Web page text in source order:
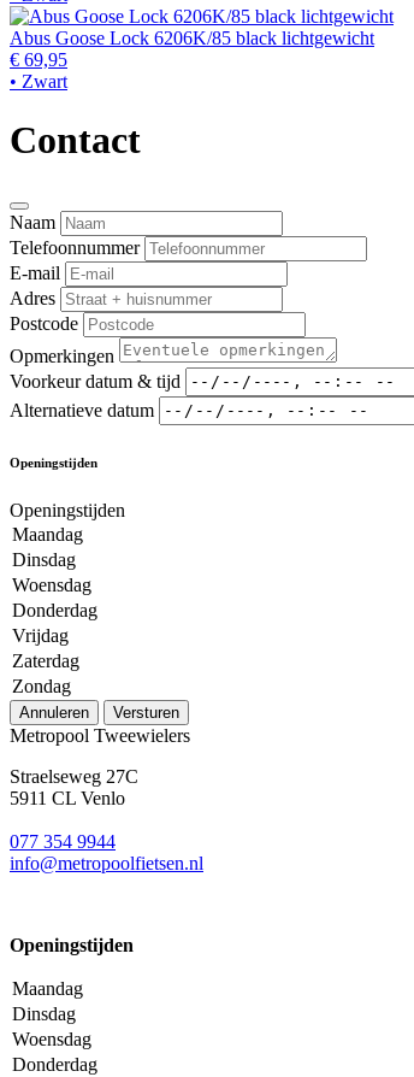
Abus Goose Lock 6206K/85 black lichtgewicht
€ 69,95
• Zwart
Contact
Naam
Telefoonnummer
E-mail
Adres
Postcode
Opmerkingen
Voorkeur datum & tijd
Alternatieve datum
Openingstijden
Openingstijden
Maandag
Dinsdag
Woensdag
Donderdag
Vrijdag
Zaterdag
Zondag
Annuleren Versturen
Metropool Tweewielers
Straelseweg 27C
5911 CL Venlo
077 354 9944
info@metropoolfietsen.nl
Openingstijden
Maandag
Dinsdag
Woensdag
Donderdag